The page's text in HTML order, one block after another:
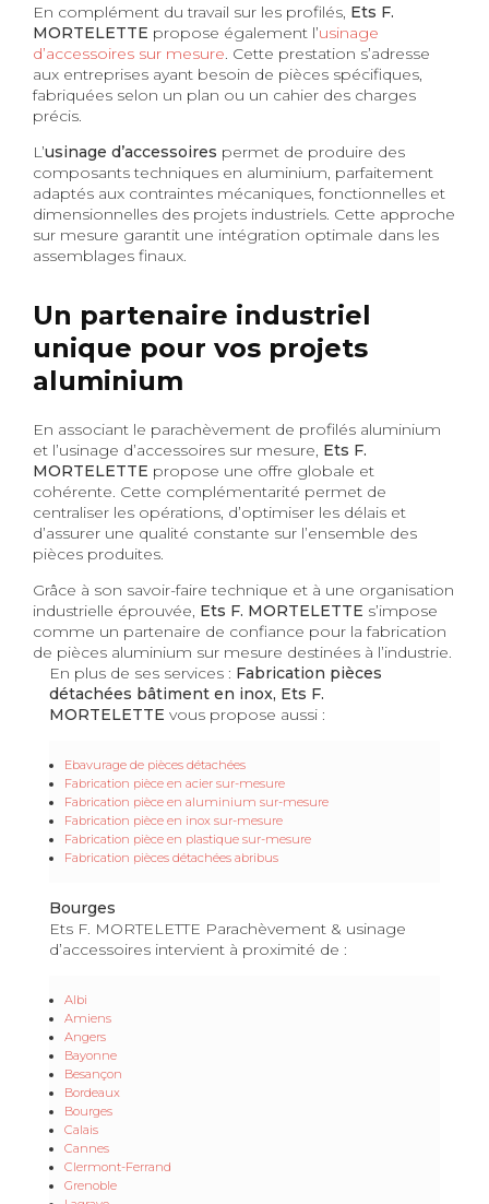
En complément du travail sur les profilés, Ets F.
MORTELETTE propose également l’usinage
d’accessoires sur mesure. Cette prestation s’adresse
aux entreprises ayant besoin de pièces spécifiques,
fabriquées selon un plan ou un cahier des charges
précis.
L’usinage d’accessoires permet de produire des
composants techniques en aluminium, parfaitement
adaptés aux contraintes mécaniques, fonctionnelles et
dimensionnelles des projets industriels. Cette approche
sur mesure garantit une intégration optimale dans les
assemblages finaux.
Un partenaire industriel
unique pour vos projets
aluminium
En associant le parachèvement de profilés aluminium
et l’usinage d’accessoires sur mesure, Ets F.
MORTELETTE propose une offre globale et
cohérente. Cette complémentarité permet de
centraliser les opérations, d’optimiser les délais et
d’assurer une qualité constante sur l’ensemble des
pièces produites.
Grâce à son savoir-faire technique et à une organisation
industrielle éprouvée, Ets F. MORTELETTE s’impose
comme un partenaire de confiance pour la fabrication
de pièces aluminium sur mesure destinées à l’industrie.
En plus de ses services : Fabrication pièces
détachées bâtiment en inox, Ets F.
MORTELETTE vous propose aussi :
Ebavurage de pièces détachées
Fabrication pièce en acier sur-mesure
Fabrication pièce en aluminium sur-mesure
Fabrication pièce en inox sur-mesure
Fabrication pièce en plastique sur-mesure
Fabrication pièces détachées abribus
Bourges
Ets F. MORTELETTE Parachèvement & usinage
d’accessoires intervient à proximité de :
Albi
Amiens
Angers
Bayonne
Besançon
Bordeaux
Bourges
Calais
Cannes
Clermont-Ferrand
Grenoble